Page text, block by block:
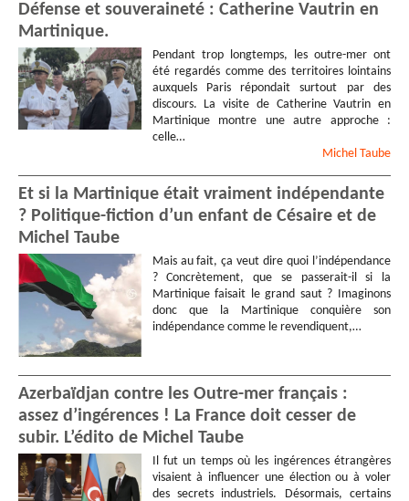
Défense et souveraineté : Catherine Vautrin en
Martinique.
Pendant trop longtemps, les outre-mer ont
été regardés comme des territoires lointains
auxquels Paris répondait surtout par des
discours. La visite de Catherine Vautrin en
Martinique montre une autre approche :
celle…
Michel Taube
Et si la Martinique était vraiment indépendante
? Politique-fiction d’un enfant de Césaire et de
Michel Taube
Mais au fait, ça veut dire quoi l’indépendance
? Concrètement, que se passerait-il si la
Martinique faisait le grand saut ? Imaginons
donc que la Martinique conquière son
indépendance comme le revendiquent,…
Azerbaïdjan contre les Outre-mer français :
assez d’ingérences ! La France doit cesser de
subir. L’édito de Michel Taube
Il fut un temps où les ingérences étrangères
visaient à influencer une élection ou à voler
des secrets industriels. Désormais, certains